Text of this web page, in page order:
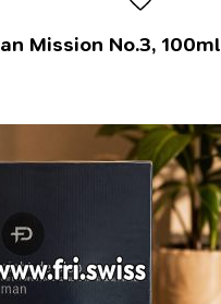
Mission No.3, 100ml